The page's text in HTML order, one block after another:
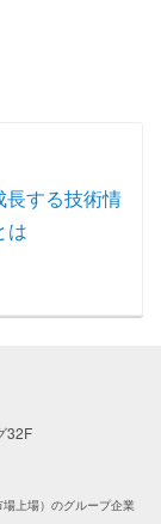
長する技術情
は
32F
上場）のグループ企業